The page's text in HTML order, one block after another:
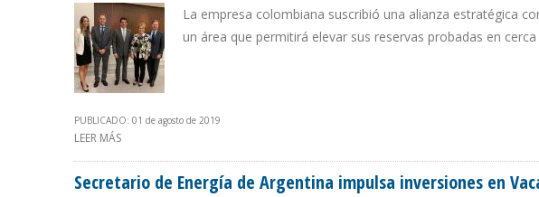
La empresa colombiana suscribió una alianza estratégica
un área que permitirá elevar sus reservas probadas en
PUBLICADO: 01 de agosto de 2019
LEER MÁS
Secretario de Energía de Argentina impulsa inversiones en